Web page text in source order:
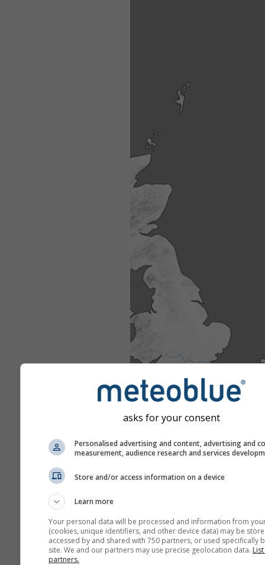
asks for your consent
Personalised advertising and content, advertising and
measurement, audience research and services
Store and/or access information on a device
Learn more
Your personal data will be processed and information from
(cookies, unique identifiers, and other device data) may be
accessed by and shared with 750 partners, or used specifically
site. We and our partners may use precise geolocation data.
partners.